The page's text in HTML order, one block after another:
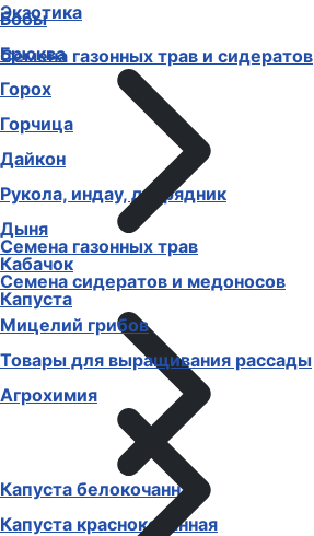
Бобы
Брюква
Горох
Горчица
Дайкон
Рукола, индау, двурядник
Дыня
Кабачок
Капуста
Капуста белокочанная
Капуста краснокочанная
Экзотика
Семена газонных трав и сидератов
Семена газонных трав
Семена сидератов и медоносов
Мицелий грибов
Товары для выращивания рассады
Агрохимия